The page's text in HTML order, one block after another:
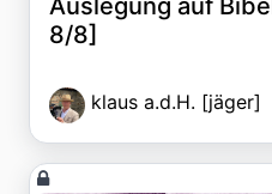
Auslegung auf
8/8]
klaus a.d.H. [jäger]